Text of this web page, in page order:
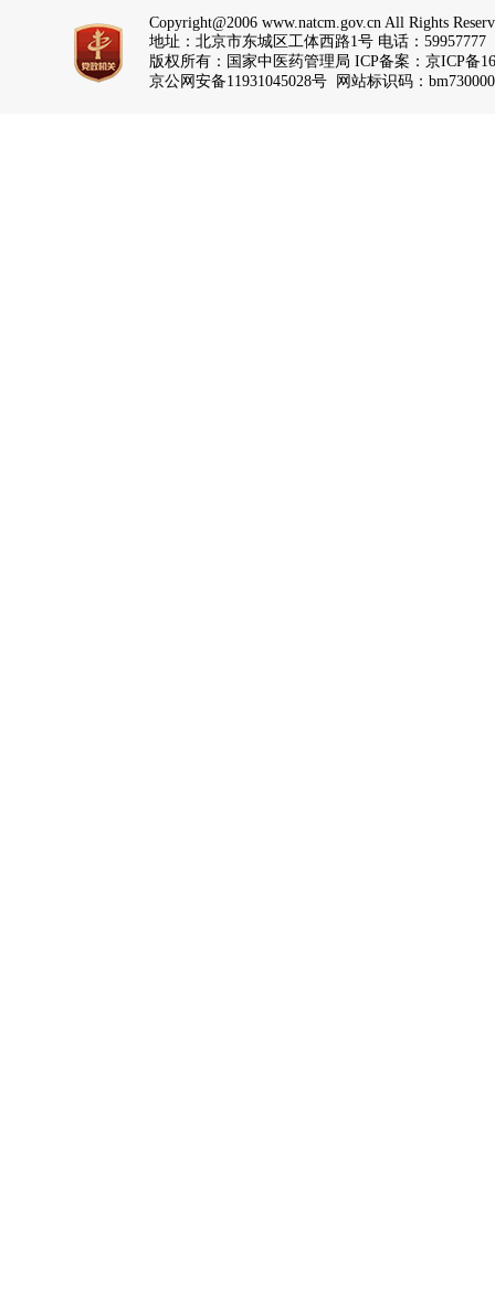
Copyright@2006 www.natcm.gov.cn All Rights
地址：北京市东城区工体西路1号 电话：59957777
版权所有：国家中医药管理局 ICP备案： 京ICP备
京公网安备11931045028号 网站标识码：